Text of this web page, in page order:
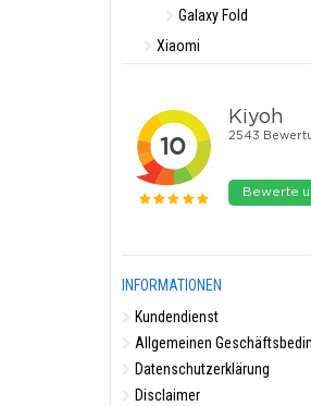
Galaxy Fold
Xiaomi
INFORMATIONEN
Kundendienst
Allgemeinen
Datenschutzerklärung
Disclaimer